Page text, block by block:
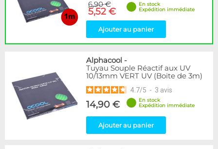
6,90 €
5,52 €
En stock
Expédition immédiate
Ajouter au panier
Alphacool -
Tuyau Souple Réactif aux UV
10/13mm VERT UV (Boite de 3m)
4.7/5 - 3 avis
14,90 €
En stock
Expédition immédiate
Ajouter au panier